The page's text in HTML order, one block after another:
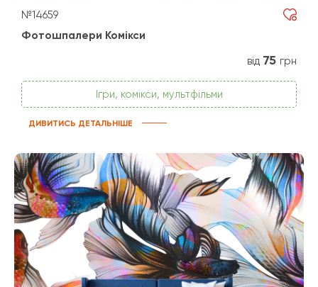
№14659
Фотошпалери Комікси
від 75 грн
Ігри, комікси, мультфільми
ДИВИТИСЬ ДЕТАЛЬНІШЕ